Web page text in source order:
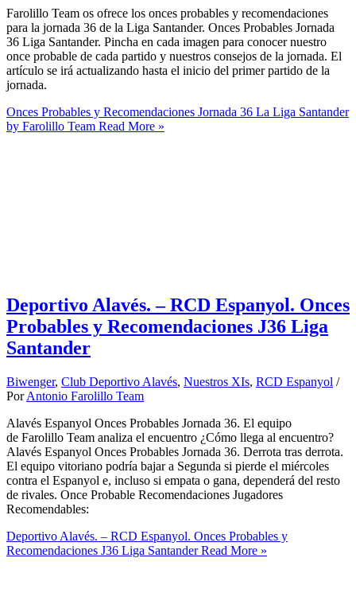
Farolillo Team os ofrece los onces probables y recomendaciones
para la jornada 36 de la Liga Santander. Onces Probables Jornada
36 Liga Santander. Pincha en cada imagen para conocer nuestro
once probable de cada partido y nuestros consejos de la jornada. El
artículo se irá actualizando hasta el inicio del primer partido de la
jornada.
Onces Probables y Recomendaciones Jornada 36 La Liga Santander
by Farolillo Team Read More »
Deportivo Alavés. – RCD Espanyol. Onces
Probables y Recomendaciones J36 Liga
Santander
Biwenger, Club Deportivo Alavés, Nuestros XIs, RCD Espanyol /
PorAntonio Farolillo Team
Alavés Espanyol Onces Probables Jornada 36. El equipo
de Farolillo Team analiza el encuentro ¿Cómo llega al encuentro?
Alavés Espanyol Onces Probables Jornada 36. Derrota tras derrota.
El equipo vitoriano podría bajar a Segunda si pierde el miércoles
contra el Espanyol e, incluso si empata o gana, dependerá del resto
de rivales. Once Probable Recomendaciones Jugadores
Recomendables:
Deportivo Alavés. – RCD Espanyol. Onces Probables y
Recomendaciones J36 Liga SantanderRead More »